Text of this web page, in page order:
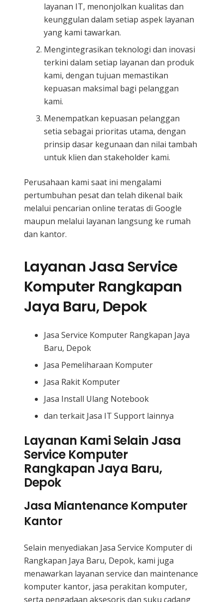
layanan IT, menonjolkan kualitas dan
keunggulan dalam setiap aspek layanan
yang kami tawarkan.
Mengintegrasikan teknologi dan inovasi
terkini dalam setiap layanan dan produk
kami, dengan tujuan memastikan
kepuasan maksimal bagi pelanggan
kami.
Menempatkan kepuasan pelanggan
setia sebagai prioritas utama, dengan
prinsip dasar kegunaan dan nilai tambah
untuk klien dan stakeholder kami.
Perusahaan kami saat ini mengalami
pertumbuhan pesat dan telah dikenal baik
melalui pencarian online teratas di Google
maupun melalui layanan langsung ke rumah
dan kantor.
Layanan Jasa Service
Komputer Rangkapan
Jaya Baru, Depok
Jasa Service Komputer Rangkapan Jaya
Baru, Depok
Jasa Pemeliharaan Komputer
Jasa Rakit Komputer
Jasa Install Ulang Notebook
dan terkait Jasa IT Support lainnya
Layanan Kami Selain Jasa
Service Komputer
Rangkapan Jaya Baru,
Depok
Jasa Miantenance Komputer
Kantor
Selain menyediakan Jasa Service Komputer di
Rangkapan Jaya Baru, Depok, kami juga
menawarkan layanan service dan maintenance
komputer kantor, jasa perakitan komputer,
serta pengadaan aksesoris dan suku cadang